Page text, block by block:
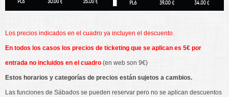
Los precios indicados en el cuadro ya incluyen el descuento.
En todos los casos los precios de ticketing que se aplican es 5€ por
entrada no incluidos en el cuadro (en web son 9€)
Estos horarios y categorías de precios están sujetos a cambios.
Las funciones de Sábados se pueden reservar pero no se aplican descuentos